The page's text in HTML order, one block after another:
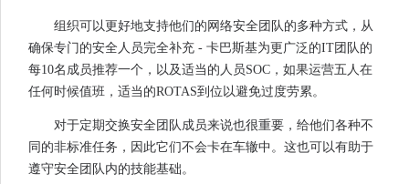
组织可以更好地支持他们的网络安全团队的多种方式，从
确保专门的安全人员完全补充 - 卡巴斯基为更广泛的IT团队的
每10名成员推荐一个，以及适当的人员SOC，如果运营五人在
任何时候值班，适当的ROTAS到位以避免过度劳累。
对于定期交换安全团队成员来说也很重要，给他们各种不
同的非标准任务，因此它们不会卡在车辙中。这也可以有助于
遵守安全团队内的技能基础。